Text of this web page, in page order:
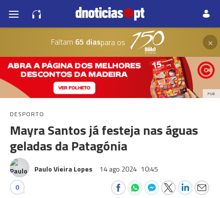
Faltam 65 diaspara os ×
PUB
DESPORTO
Mayra Santos já festeja nas águas
geladas da Patagónia
Paulo Vieira Lopes 14 ago 2024 10:45
0